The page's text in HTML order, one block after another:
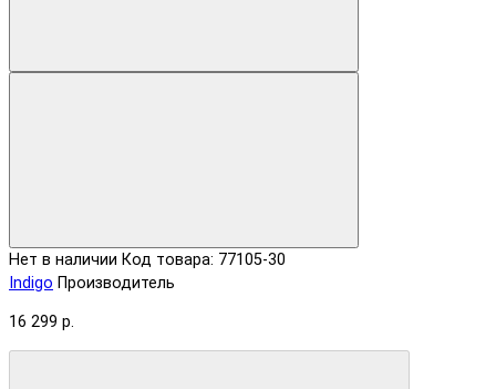
Нет в наличии Код товара: 77105-30
Indigo Производитель
16 299 р.